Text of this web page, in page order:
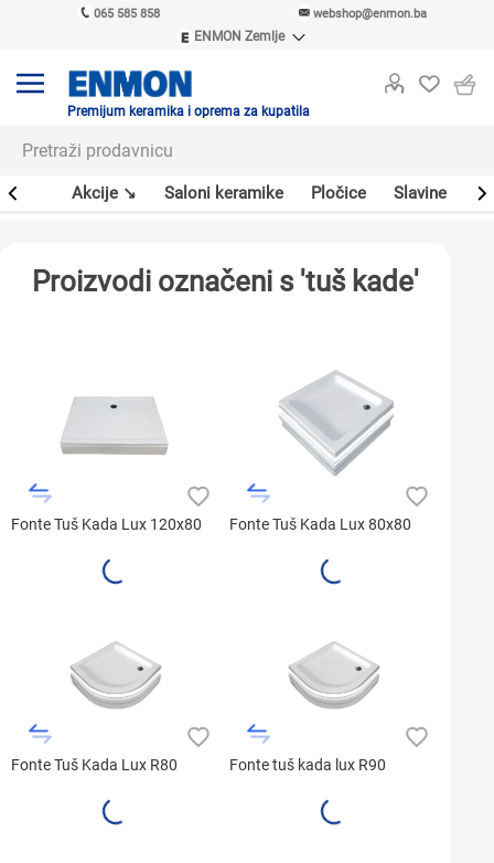
065 585 858 webshop@enmon.ba
ENMON Zemlje
ENMON MKD
Premijum keramika i oprema za kupatila
Akcije ↘ Saloni keramike Pločice Slavine
Proizvodi označeni s 'tuš kade'
Fonte Tuš Kada Lux 120x80 Fonte Tuš Kada Lux 80x80
Fonte Tuš Kada Lux R80 Fonte tuš kada lux R90